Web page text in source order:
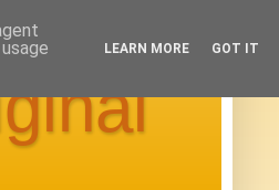
LEARN MORE GOT IT